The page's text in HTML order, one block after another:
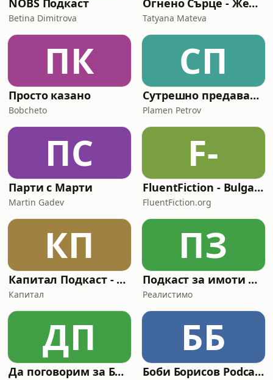
NOBS Подкаст
Betina Dimitrova
Огнено Сърце - Жена в истината и силата си
Tatyana Mateva
ПК
Просто казано
Bobcheto
СП
Сутрешно предаване за мениджъри с Пламен Петров
Plamen Petrov
ПС
Парти с Марти
Martin Gadev
F-
FluentFiction - Bulgarian
FluentFiction.org
КП
Капитал Подкаст - KNext: младежки подкаст
Капитал
ПЗ
Подкаст за имоти на Реалистимо
Реалистимо
ДП
Да поговорим за Балканите/ Let's talk about the Balkans
ББ
Боби Борисов Podcast